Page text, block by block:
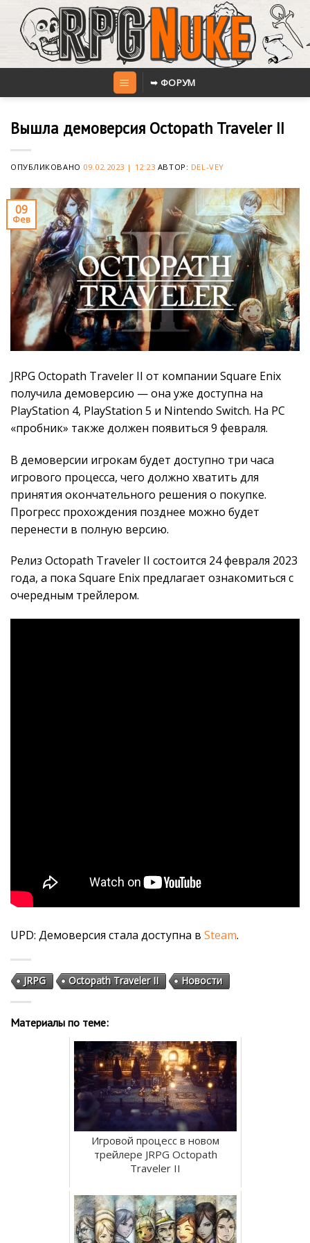
content
➥ ФОРУМ
Вышла демоверсия Octopath Traveler II
ОПУБЛИКОВАНО 09.02.2023 | 12:23 АВТОР: DEL-VEY
09
Фев
JRPG Octopath Traveler II от компании Square Enix
получила демоверсию — она уже доступна на
PlayStation 4, PlayStation 5 и Nintendo Switch. На PC
«пробник» также должен появиться 9 февраля.
В демоверсии игрокам будет доступно три часа
игрового процесса, чего должно хватить для
принятия окончательного решения о покупке.
Прогресс прохождения позднее можно будет
перенести в полную версию.
Релиз Octopath Traveler II состоится 24 февраля 2023
года, а пока Square Enix предлагает ознакомиться с
очередным трейлером.
UPD: Демоверсия стала доступна в Steam​​​​​​​.
JRPG Octopath Traveler II Новости
Материалы по теме:
Игровой процесс в новом
трейлере JRPG Octopath
Traveler II